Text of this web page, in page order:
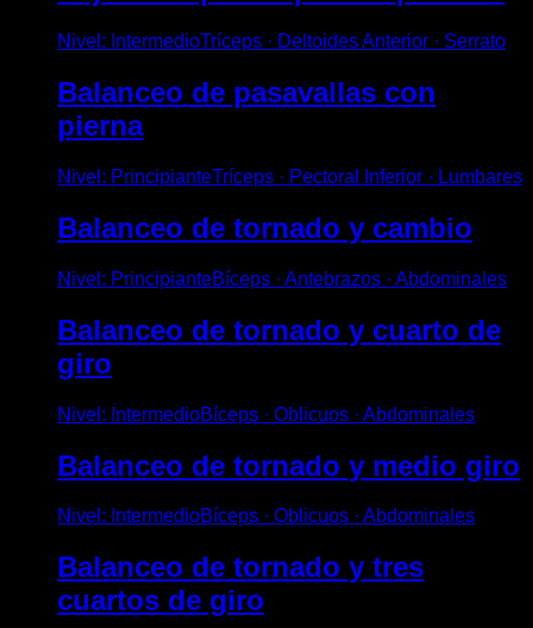
Nivel : IntermedioTríceps · Deltoides Anterior · Serrato
Balanceo de pasavallas con
pierna
Nivel : PrincipianteTríceps · Pectoral Inferior · Lumbares
Balanceo de tornado y cambio
Nivel : PrincipianteBíceps · Antebrazos · Abdominales
Balanceo de tornado y cuarto de
giro
Nivel : IntermedioBíceps · Oblicuos · Abdominales
Balanceo de tornado y medio giro
Nivel : IntermedioBíceps · Oblicuos · Abdominales
Balanceo de tornado y tres
cuartos de giro